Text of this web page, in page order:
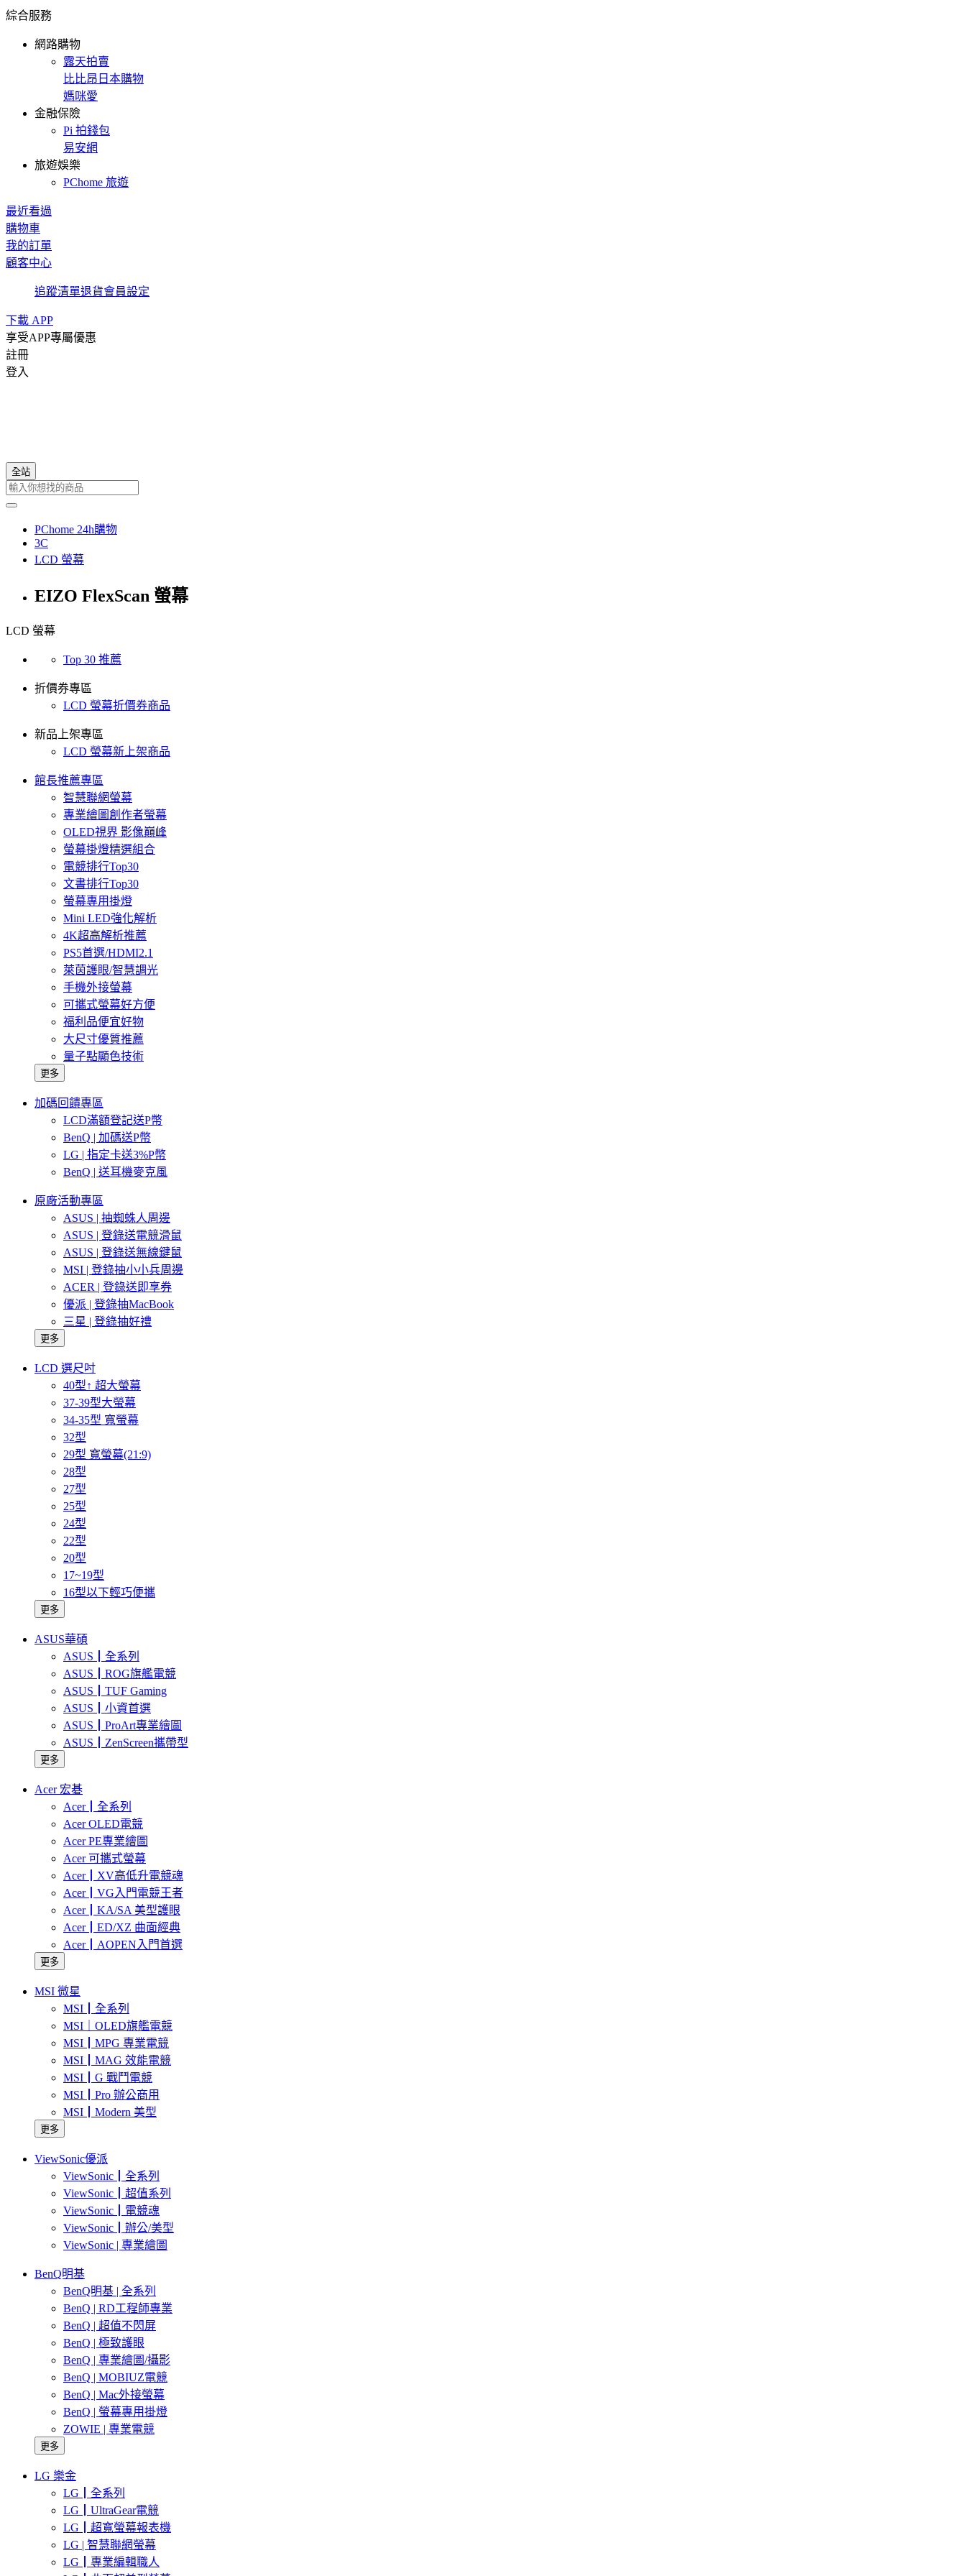
綜合服務
網路購物
露天拍賣
比比昂日本購物
媽咪愛
金融保險
Pi 拍錢包
易安網
旅遊娛樂
PChome 旅遊
最近看過
購物車
我的訂單
顧客中心
追蹤清單退貨會員設定
下載 APP
享受APP專屬優惠
註冊
登入
全站
PChome 24h購物
3C
LCD 螢幕
EIZO FlexScan 螢幕
LCD 螢幕
Top 30 推薦
折價券專區
LCD 螢幕折價券商品
新品上架專區
LCD 螢幕新上架商品
館長推薦專區
智慧聯網螢幕
專業繪圖創作者螢幕
OLED視界 影像巔峰
螢幕掛燈精選組合
電競排行Top30
文書排行Top30
螢幕專用掛燈
Mini LED強化解析
4K超高解析推薦
PS5首選/HDMI2.1
萊茵護眼/智慧調光
手機外接螢幕
可攜式螢幕好方便
福利品便宜好物
大尺寸優質推薦
量子點顯色技術
更多
加碼回饋專區
LCD滿額登記送P幣
BenQ | 加碼送P幣
LG | 指定卡送3%P幣
BenQ | 送耳機麥克風
原廠活動專區
ASUS | 抽蜘蛛人周邊
ASUS | 登錄送電競滑鼠
ASUS | 登錄送無線鍵鼠
MSI | 登錄抽小小兵周邊
ACER | 登錄送即享券
優派 | 登錄抽MacBook
三星 | 登錄抽好禮
更多
LCD 選尺吋
40型↑ 超大螢幕
37-39型大螢幕
34-35型 寬螢幕
32型
29型 寬螢幕(21:9)
28型
27型
25型
24型
22型
20型
17~19型
16型以下輕巧便攜
更多
ASUS華碩
ASUS┃全系列
ASUS┃ROG旗艦電競
ASUS┃TUF Gaming
ASUS┃小資首選
ASUS┃ProArt專業繪圖
ASUS┃ZenScreen攜帶型
更多
Acer 宏碁
Acer┃全系列
Acer OLED電競
Acer PE專業繪圖
Acer 可攜式螢幕
Acer┃XV高低升電競魂
Acer┃VG入門電競王者
Acer┃KA/SA 美型護眼
Acer┃ED/XZ 曲面經典
Acer┃AOPEN入門首選
更多
MSI 微星
MSI┃全系列
MSI｜OLED旗艦電競
MSI┃MPG 專業電競
MSI┃MAG 效能電競
MSI┃G 戰鬥電競
MSI┃Pro 辦公商用
MSI┃Modern 美型
更多
ViewSonic優派
ViewSonic┃全系列
ViewSonic┃超值系列
ViewSonic┃電競魂
ViewSonic┃辦公/美型
ViewSonic | 專業繪圖
BenQ明基
BenQ明基 | 全系列
BenQ | RD工程師專業
BenQ | 超值不閃屏
BenQ | 極致護眼
BenQ | 專業繪圖/攝影
BenQ | MOBIUZ電競
BenQ | Mac外接螢幕
BenQ | 螢幕專用掛燈
ZOWIE | 專業電競
更多
LG 樂金
LG┃全系列
LG┃UltraGear電競
LG┃超寬螢幕報表機
LG | 智慧聯網螢幕
LG┃專業編輯職人